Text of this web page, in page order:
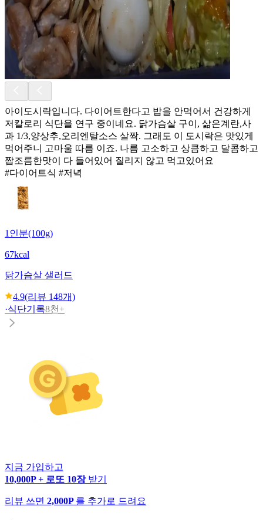
아이도시락입니다. 다이어트한다고 밥을 안먹어서 건강하게
저칼로리 식단을 연구 중이네요. 닭가슴살 구이, 삶은계란,사
과 1/3,양상추,오리엔탈소스 살짝. 그래도 이 도시락은 맛있게
먹어주니 고마울 따름 이죠. 나름 고소하고 상큼하고 달콤하고
짭조름한맛이 다 들어있어 질리지 않고 먹고있어요
#다이어트식 #저녁
1인분(100g)
67kcal
닭가슴살 샐러드
4.9(리뷰 148개)
·식단기록8천+
지금 가입하고
10,000P + 로또 10장 받기
리뷰 쓰면 2,000P 를 추가로 드려요